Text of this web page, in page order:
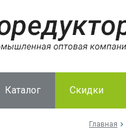
Каталог Скидки
Главная